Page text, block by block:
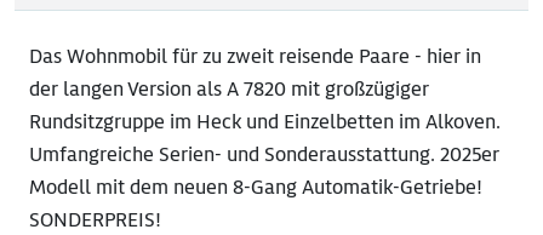
Das Wohnmobil für zu zweit reisende Paare - hier in
der langen Version als A 7820 mit großzügiger
Rundsitzgruppe im Heck und Einzelbetten im Alkoven.
Umfangreiche Serien- und Sonderausstattung. 2025er
Modell mit dem neuen 8-Gang Automatik-Getriebe!
SONDERPREIS!